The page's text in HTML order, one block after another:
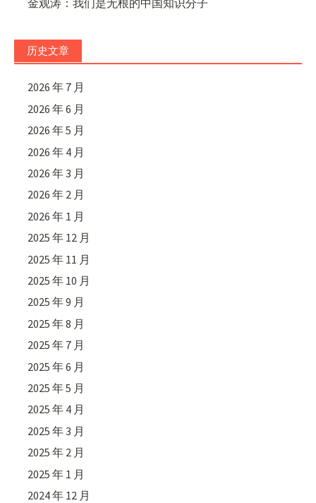
金观涛：我们是无根的中国知识分子
历史文章
2026 年 7 月
2026 年 6 月
2026 年 5 月
2026 年 4 月
2026 年 3 月
2026 年 2 月
2026 年 1 月
2025 年 12 月
2025 年 11 月
2025 年 10 月
2025 年 9 月
2025 年 8 月
2025 年 7 月
2025 年 6 月
2025 年 5 月
2025 年 4 月
2025 年 3 月
2025 年 2 月
2025 年 1 月
2024 年 12 月